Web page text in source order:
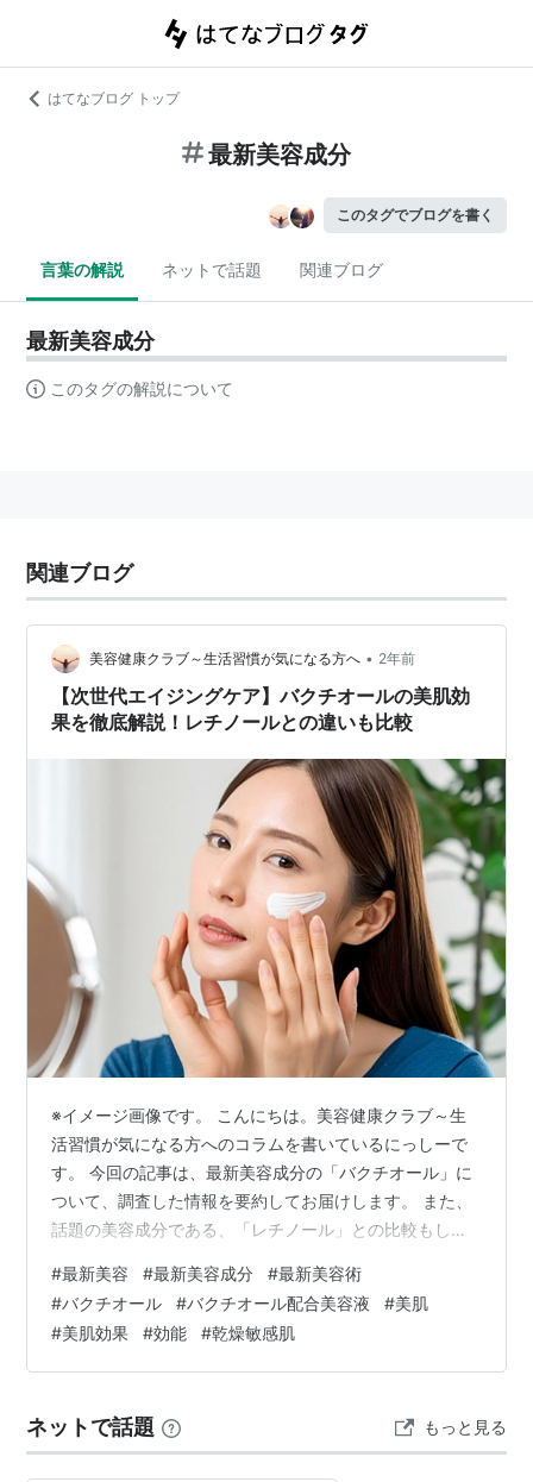
はてなブログ トップ
最新美容成分
このタグでブログを書く
言葉の解説 ネットで話題 関連ブログ
最新美容成分
このタグの解説について
関連ブログ
美容健康クラブ～生活習慣が気になる方へ • 2年前
【次世代エイジングケア】バクチオールの美肌効
果を徹底解説！レチノールとの違いも比較
※イメージ画像です。 こんにちは。美容健康クラブ～生
活習慣が気になる方へのコラムを書いているにっしーで
す。 今回の記事は、最新美容成分の「バクチオール」に
ついて、調査した情報を要約してお届けします。 また、
話題の美容成分である、「レチノール」との比較もして
バクチオールの使い方 バクチオールとレチノールの違い
まとめ エイジングケアの救世主として注目を集める「バ
クチオール」。 レチノールと似た効果を持ちながら、低
刺激で使いやすいことから、敏感肌の方や初心者にも人
全性について、疑問を持っている…
#最新美容 #最新美容成分 #最新美容術
#バクチオール #バクチオール配合美容液 #美肌
#美肌効果 #効能 #乾燥敏感肌
ネットで話題 もっと見る